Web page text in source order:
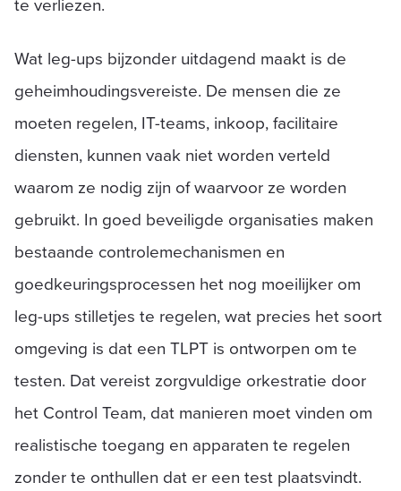
Wat leg-ups bijzonder uitdagend maakt is de
geheimhoudingsvereiste. De mensen die ze
moeten regelen, IT-teams, inkoop, facilitaire
diensten, kunnen vaak niet worden verteld
waarom ze nodig zijn of waarvoor ze worden
gebruikt. In goed beveiligde organisaties maken
bestaande controlemechanismen en
goedkeuringsprocessen het nog moeilijker om
leg-ups stilletjes te regelen, wat precies het soort
omgeving is dat een TLPT is ontworpen om te
testen. Dat vereist zorgvuldige orkestratie door
het Control Team, dat manieren moet vinden om
realistische toegang en apparaten te regelen
zonder te onthullen dat er een test plaatsvindt.